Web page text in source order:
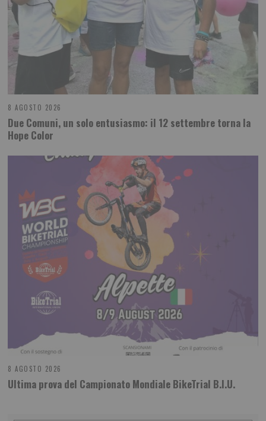
8 AGOSTO 2026
Due Comuni, un solo entusiasmo: il 12 settembre torna la
Hope Color
8 AGOSTO 2026
Ultima prova del Campionato Mondiale BikeTrial B.I.U.